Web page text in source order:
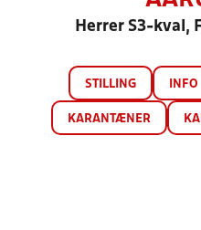
Herrer S3-kval,
STILLING INFO
KARANTÆNER